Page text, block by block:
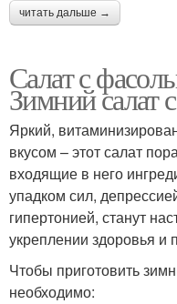
читать дальше →
Салат с
Зимний салат
Яркий,
вкусом – этот салат
входящие в него
упадком сил,
гипертонией, станут
укреплении здоровья
Чтобы приготовить
необходимо: